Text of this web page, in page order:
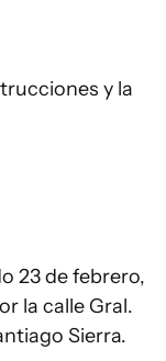
y la
23 de febrero,
la calle Gral.
Sierra.